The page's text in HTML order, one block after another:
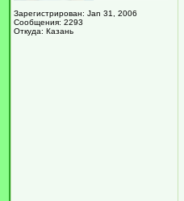
Зарегистрирован: Jan 31, 2006
Сообщения: 2293
Откуда: Казань